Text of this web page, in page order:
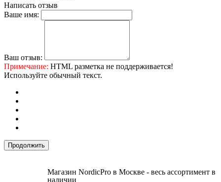
Написать отзыв
Ваше имя:
Ваш отзыв:
Примечание: HTML разметка не поддерживается!
Используйте обычный текст.
Продолжить
Магазин NordicPro в Москве - весь ассортимент в
наличии